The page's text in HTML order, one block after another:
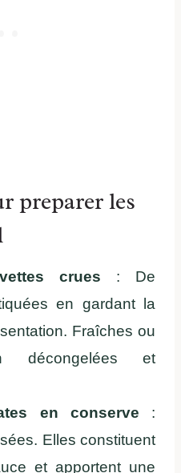
preparer les
crues : De
en gardant la
Fraîches ou
décongelées et
en conserve :
Elles constituent
et apportent une